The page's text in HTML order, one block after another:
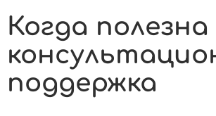
Когда полезна
поддержка